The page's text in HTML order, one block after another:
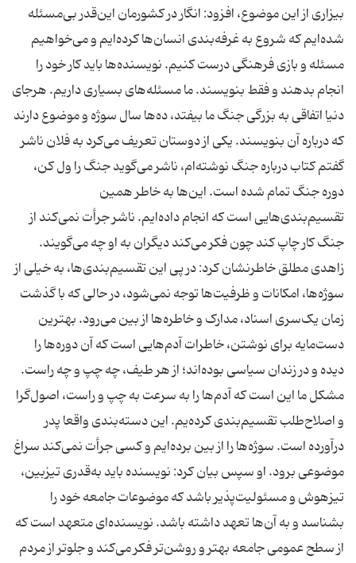
بیزاری از این موضوع، افزود: انگار در کشورمان این‌قدر بی‌مسئله
شده‌ایم که شروع به غرفه‌بندی انسان‌ها کرده‌ایم و می‌خواهیم
مسئله و بازی فرهنگی درست کنیم. نویسنده‌ها باید کار خود را
انجام بدهند و فقط بنویسند. ما مسئله‌های بسیاری داریم. هرجای
دنیا اتفاقی به بزرگی جنگ ما بیفتد، ده‌ها سال سوژه و موضوع دارند
که درباره آن بنویسند. یکی از دوستان تعریف می‌کرد به فلان ناشر
گفتم کتاب درباره جنگ نوشته‌ام، ناشر می‌گوید جنگ را ول کن،
دوره جنگ تمام شده است. این‌ها به خاطر همین
تقسیم‌بندی‌هایی است که انجام داده‌ایم. ناشر جرأت نمی‌کند از
جنگ کار چاپ کند چون فکر می‌کند دیگران به او چه می‌گویند.
زاهدی مطلق خاطرنشان کرد: در پی این تقسیم‌بندی‌ها، به خیلی از
سوژه‌ها، امکانات و ظرفیت‌ها توجه نمی‌شود، در حالی که با گذشت
زمان یک‌سری اسناد، مدارک و خاطره‌ها از بین می‌رود. بهترین
دست‌مایه برای نوشتن، خاطرات آدم‌هایی است که آن دوره‌ها را
دیده‌ و در زندان سیاسی بوده‌اند؛ از هر طیف، چه چپ و چه راست.
مشکل ما این است که آدم‌ها را به سرعت به چپ و راست، اصول‌گرا
و اصلاح‌طلب تقسیم‌بندی کرده‌یم. این دسته‌بندی واقعا پدر
درآورده است. سوژه‌ها را از بین برده‌ایم و کسی جرأت نمی‌کند سراغ
موضوعی برود. او سپس بیان کرد: نویسنده باید به‌قدری تیزبین،
تیزهوش و مسئولیت‌پذیر باشد که موضوعات جامعه خود را
بشناسد و به آن‌ها تعهد داشته باشد. نویسنده‌ای متعهد است که
از سطح عمومی جامعه بهتر و روشن‌تر فکر می‌کند و جلوتر از مردم